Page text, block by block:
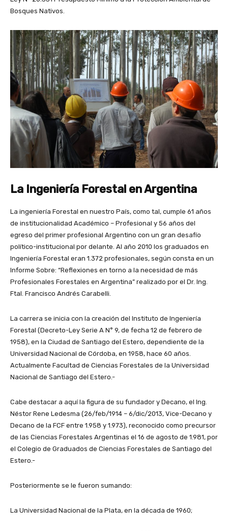
Bosques Nativos.
La Ingeniería Forestal en Argentina
La ingeniería Forestal en nuestro País, como tal, cumple 61 años
de institucionalidad Académico – Profesional y 56 años del
egreso del primer profesional Argentino con un gran desafío
político-institucional por delante. Al año 2010 los graduados en
Ingeniería Forestal eran 1.372 profesionales, según consta en un
Informe Sobre: “Reflexiones en torno a la necesidad de más
Profesionales Forestales en Argentina” realizado por el Dr. Ing.
Ftal. Francisco Andrés Carabelli.
La carrera se inicia con la creación del Instituto de Ingeniería
Forestal (Decreto-Ley Serie A N° 9, de fecha 12 de febrero de
1958), en la Ciudad de Santiago del Estero, dependiente de la
Universidad Nacional de Córdoba, en 1958, hace 60 años.
Actualmente Facultad de Ciencias Forestales de la Universidad
Nacional de Santiago del Estero.-
Cabe destacar a aquí la figura de su fundador y Decano, el Ing.
Néstor Rene Ledesma (26/feb/1914 – 6/dic/2013, Vice-Decano y
Decano de la FCF entre 1.958 y 1.973), reconocido como precursor
de las Ciencias Forestales Argentinas el 16 de agosto de 1.981, por
el Colegio de Graduados de Ciencias Forestales de Santiago del
Estero.-
Posteriormente se le fueron sumando:
La Universidad Nacional de la Plata, en la década de 1960;